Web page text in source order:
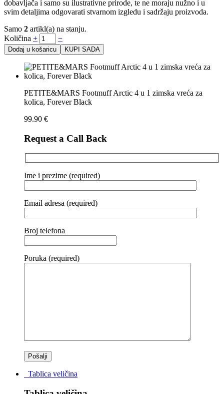
dobavljača i samo su ilustrativne prirode, te ne moraju nužno i u
svim detaljima odgovarati stvarnom izgledu i sadržaju proizvoda.
Samo 2 artikl(a) na stanju.
Količina + −
Dodaj u košaricu KUPI SADA
PETITE&MARS Footmuff Arctic 4 u 1 zimska vreća za
kolica, Forever Black
99.90 €
Request a Call Back
Ime i prezime (required)
Email adresa (required)
Broj telefona
Poruka (required)
Tablica veličina